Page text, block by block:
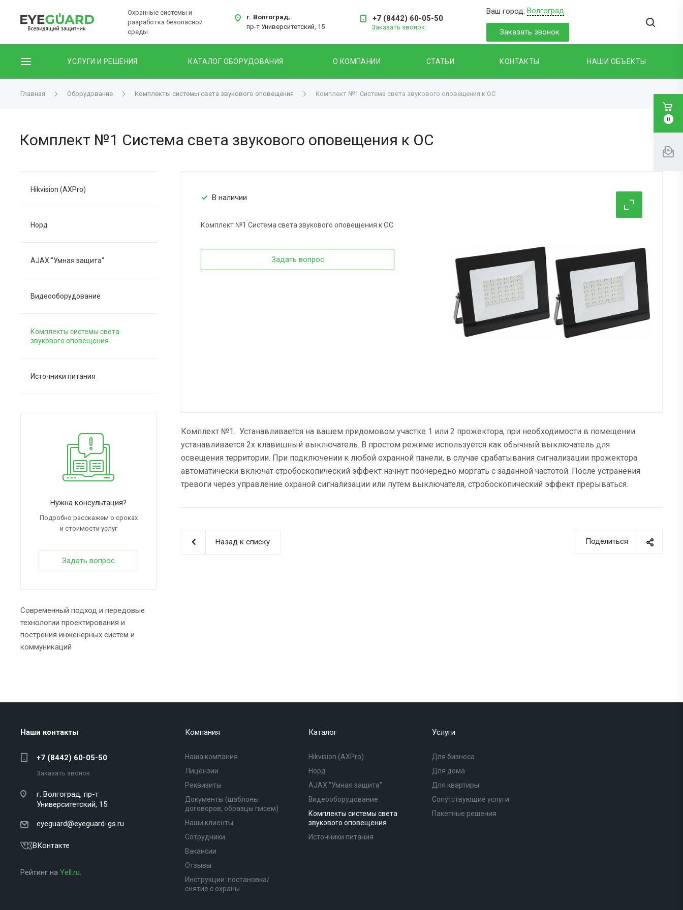
Охранные системы и
разработка безопасной
среды
г. Волгоград,
пр-т Университетский, 15
+7 (8442) 60-05-50
Заказать звонок
Ваш город: Волгоград
Заказать звонок
УСЛУГИ И РЕШЕНИЯ КАТАЛОГ ОБОРУДОВАНИЯ О КОМПАНИИ СТАТЬИ КОНТАКТЫ НАШИ ОБЪЕКТЫ
Главная Оборудование Комплекты системы света звукового оповещения Комплект №1 Система света звукового оповещения к ОС
Комплект №1 Система света звукового оповещения к ОС
В наличии
Комплект №1 Система света звукового оповещения к ОС
Задать вопрос
Комплект №1. Устанавливается на вашем придомовом участке 1 или 2 прожектора, при необходимости в помещении
устанавливается 2х клавишный выключатель. В простом режиме используется как обычный выключатель для
освещения территории. При подключении к любой охранной панели, в случае срабатывания сигнализации прожектора
автоматически включат стробоскопический эффект начнут поочередно моргать с заданной частотой. После устранения
тревоги через управление охраной сигнализации или путем выключателя, стробоскопический эффект прерываться.
Поделиться
Назад к списку
Hikvision (AXPro)
Норд
AJAX "Умная защита"
Видеооборудование
Комплекты системы света
звукового оповещения
Источники питания
Нужна консультация?
Подробно расскажем о сроках
и стоимости услуг
Задать вопрос
Современный подход и передовые
технологии проектирования и
пострения инженерных систем и
коммуникаций
Наши контакты
+7 (8442) 60-05-50
Заказать звонок
г. Волгоград, пр-т
Университетский, 15
eyeguard@eyeguard-gs.ru
ВКонтакте
Рейтинг на Yell.ru.
Компания
Наша компания
Лицензии
Реквизиты
Документы (шаблоны
договоров, образцы писем)
Наши клиенты
Сотрудники
Вакансии
Отзывы
Инструкции: постановка/
снятие с охраны
Каталог
Hikvision (AXPro)
Норд
AJAX "Умная защита"
Видеооборудование
Комплекты системы света
звукового оповещения
Источники питания
Услуги
Для бизнеса
Для дома
Для квартиры
Сопутствующие услуги
Пакетные решения
0